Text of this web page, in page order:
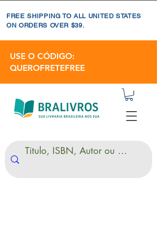
FREE SHIPPING TO ALL UNITED STATES
ON ORDERS OVER $39.
USE O CÓDIGO:
QUEROFRETEFREE